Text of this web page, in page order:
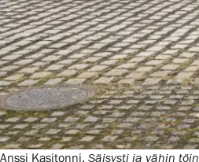
Näyttelyt
Tapahtumat
Palvelumme
Anssi Kasitonni, Säisysti ja vähin töin